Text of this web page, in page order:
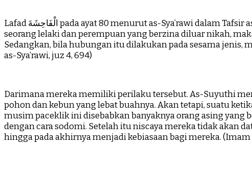
Lafad الْفَاحِشَةَ pada ayat 80 menurut as-Sya’rawi dalam Tafsir as-Sya’rawi memaknai sebagai tambahan pada kekotoran berupa perbuatan homoseksual itu sendiri. Semisal
seorang lelaki dan perempuan yang berzina diluar nikah,
Sedangkan, bila hubungan itu dilakukan pada sesama jenis,
as-Sya’rawi, juz 4, 694)
Darimana mereka memiliki perilaku tersebut. As-Suyuthi
pohon dan kebun yang lebat buahnya. Akan tetapi, suatu
musim paceklik ini disebabkan banyaknya orang asing yang
dengan cara sodomi. Setelah itu niscaya mereka tidak akan
hingga pada akhirnya menjadi kebiasaan bagi mereka.